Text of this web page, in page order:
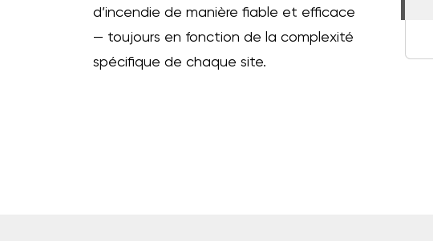
d’incendie de manière fiable et efficace
— toujours en fonction de la complexité
spécifique de chaque site.